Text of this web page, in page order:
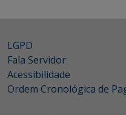
LGPD
Fala Servidor
Acessibilidade
Ordem Cronológica de